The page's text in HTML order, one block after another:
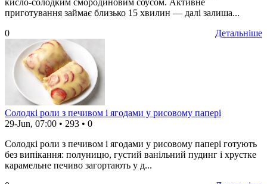
кисло-солодким смородиновим соусом. Активне
приготування займає близько 15 хвилин — далі залиша...
Детальніше
0
Солодкі роли з печивом і ягодами у рисовому папері
29-Jun, 07:00 • 293 • 0
Солодкі роли з печивом і ягодами у рисовому папері готують
без випікання: полуницю, густий ванільний пудинг і хрустке
карамельне печиво загортають у д...